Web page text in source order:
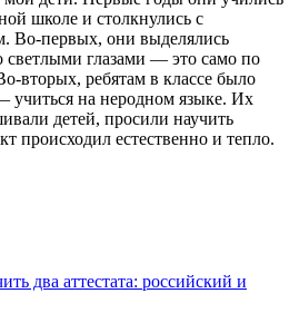
школе и столкнулись с
первых, они выделялись
светлыми глазами — это само по
вторых, ребятам в классе было
учиться на неродном языке. Их
детей, просили научить
происходил естественно и тепло.
два аттестата: российский и